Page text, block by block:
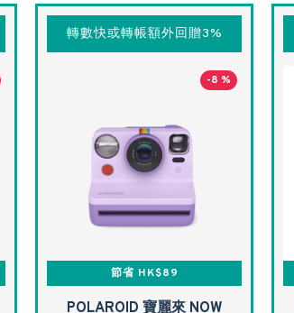
轉數快或轉帳額外回贈3%
-8 %
節省 HK$89
POLAROID 寶麗來 NOW